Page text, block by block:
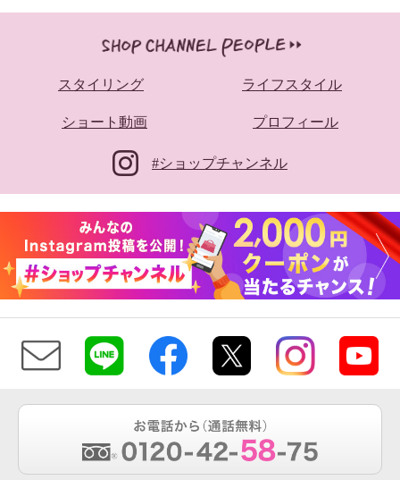
スタイリング ライフスタイル
ショート動画 プロフィール
#ショップチャンネル